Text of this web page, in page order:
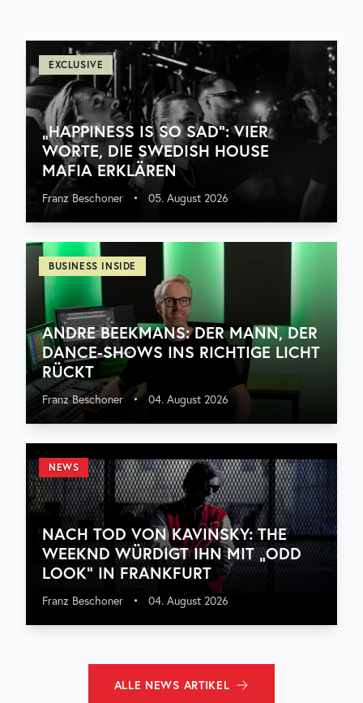
EXCLUSIVE
„HAPPINESS IS SO SAD“: VIER
WORTE, DIE SWEDISH HOUSE
MAFIA ERKLÄREN
Franz Beschoner • 05. August 2026
BUSINESS INSIDE
ANDRE BEEKMANS: DER MANN, DER
DANCE-SHOWS INS RICHTIGE LICHT
RÜCKT
Franz Beschoner • 04. August 2026
NEWS
NACH TOD VON KAVINSKY: THE
WEEKND WÜRDIGT IHN MIT „ODD
LOOK“ IN FRANKFURT
Franz Beschoner • 04. August 2026
ALLE NEWS ARTIKEL